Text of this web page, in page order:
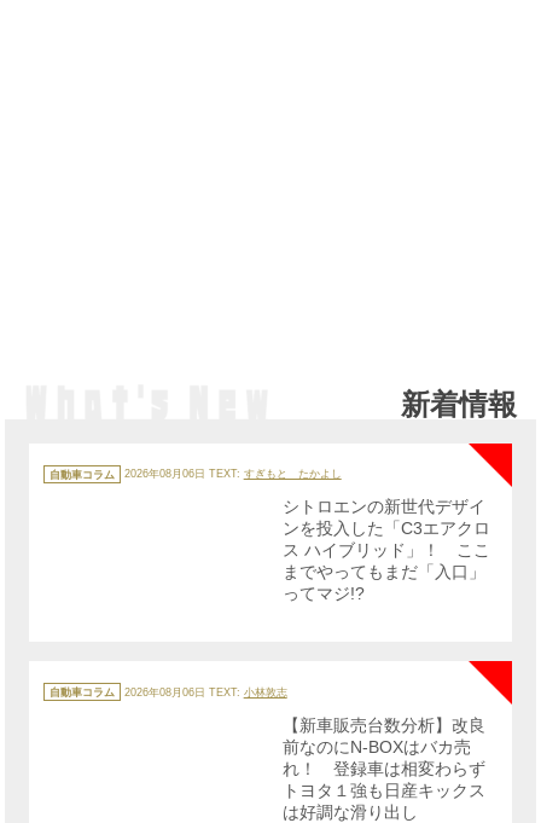
新着情報
テ
ゴ
自動車コラム 2026年08月06日 TEXT: すぎもと たかよし
NEW
シトロエンの新世代デザイ
ンを投入した「C3エアクロ
ス ハイブリッド」！ ここ
までやってもまだ「入口」
ってマジ!?
テ
ゴ
自動車コラム 2026年08月06日 TEXT: 小林敦志
【新車販売台数分析】改良
前なのにN-BOXはバカ売
れ！ 登録車は相変わらず
トヨタ１強も日産キックス
は好調な滑り出し